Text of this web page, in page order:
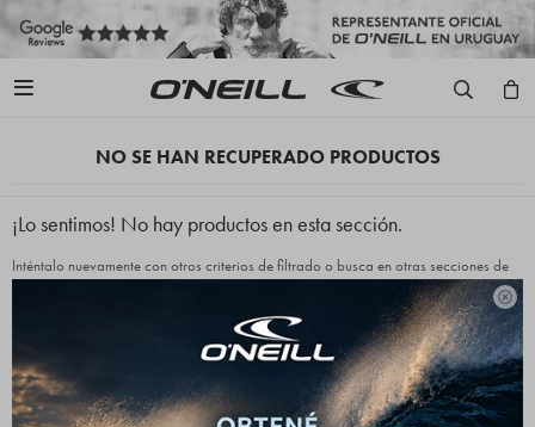


NO SE HAN RECUPERADO PRODUCTOS
¡Lo sentimos! No hay productos en esta sección.
Inténtalo nuevamente con otros criterios de filtrado o busca en otras secciones de
Filtrando por: Quitar filtros